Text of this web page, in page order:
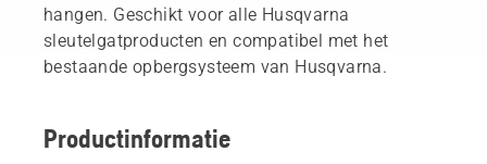
hangen. Geschikt voor alle Husqvarna
sleutelgatproducten en compatibel met het
bestaande opbergsysteem van Husqvarna.
Productinformatie